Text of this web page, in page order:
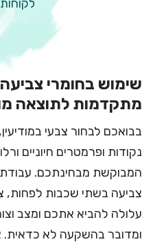
שימוש בחומרי צביעה
מתקדמות לתוצאה
בבואכם לבחור צבעי
נקודות ופרמטרים חיוניים
המבוקשת מבחינתכם. עבודת
צביעה בשתי שכבות
עלולה להביא אתכם ומצב
ומדובר בהשקעה לא כדאית.